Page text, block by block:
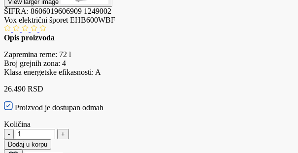
View larger image
ŠIFRA: 8606019606909 1249002
Vox električni šporet EHB600WBF
Opis proizvoda
Zapremina rerne: 72 l
Broj grejnih zona: 4
Klasa energetske efikasnosti: A
26.490 RSD
Proizvod je dostupan odmah
Količina
-
+
Dodaj u korpu